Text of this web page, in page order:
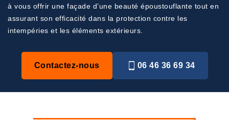
à vous offrir une façade d’une beauté époustouflante tout en
assurant son efficacité dans la protection contre les
intempéries et les éléments extérieurs.
Contactez-nous 06 46 36 69 34